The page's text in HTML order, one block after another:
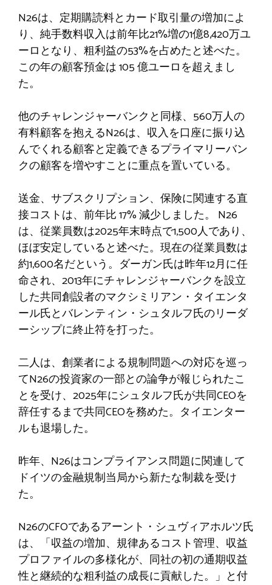
N26は、定期購読料とカード取引量の増加によ
り、純手数料収入は前年比21%増の1億8,420万ユ
ーロとなり、粗利益の53%を占めたと述べた。
この年の顧客預金は 105 億ユーロを超えまし
た。
他のチャレンジャーバンクと同様、560万人の
有料顧客を抱えるN26は、収入を口座に振り込
んでくれる顧客と定義できるプライマリーバン
クの顧客を増やすことに重点を置いている。
送金、サブスクリプション、保険に関連する直
接コストは、前年比 17% 減少しました。 N26
は、従業員数は2025年末時点で1,500人であり、
ほぼ安定していると述べた。現在の従業員数は
約1,600名だという。ダーガン氏は昨年12月に任
命され、2013年にチャレンジャーバンクを設立
した共同創設者のマクシミリアン・タイエンタ
ール氏とバレンティン・シュタルフ氏のリーダ
ーシップに終止符を打った。
二人は、創業者による規制問題への対応を巡っ
てN26の投資家の一部との論争が報じられたこ
とを受け、2025年にシュタルフ氏が共同CEOを
辞任するまで共同CEOを務めた。タイエンター
ルも退場した。
昨年、N26はコンプライアンス問題に関連して
ドイツの金融規制当局から新たな制裁を受け
た。
N26のCFOであるアーント・シュヴィアホルツ氏
は、「収益の増加、規律あるコスト管理、収益
プロファイルの多様化が、同社の初の通期収益
性と継続的な粗利益の成長に貢献した。」と付